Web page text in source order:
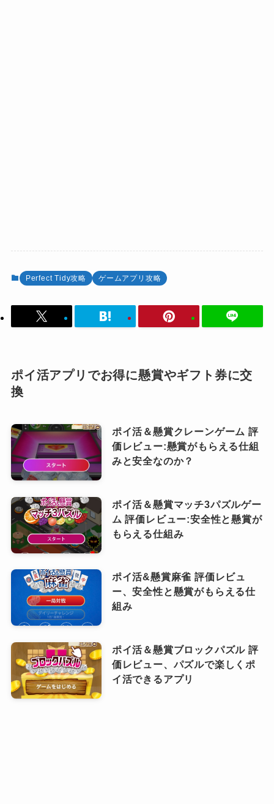
Perfect Tidy攻略 ゲームアプリ攻略
ポイ活アプリでお得に懸賞やギフト券に交
換
ポイ活＆懸賞クレーンゲーム 評
価レビュー:懸賞がもらえる仕組
みと安全なのか？
ポイ活＆懸賞マッチ3パズルゲー
ム 評価レビュー:安全性と懸賞が
もらえる仕組み
ポイ活&懸賞麻雀 評価レビュ
ー、安全性と懸賞がもらえる仕
組み
ポイ活＆懸賞ブロックパズル 評
価レビュー、パズルで楽しくポ
イ活できるアプリ